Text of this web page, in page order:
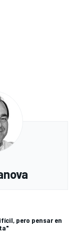
pero pensar en